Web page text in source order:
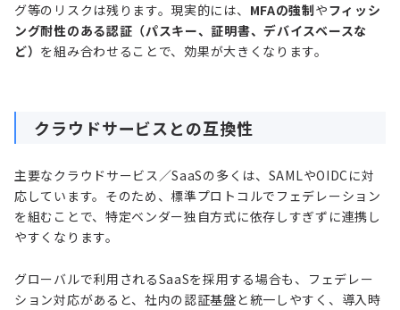
グ等のリスクは残ります。現実的には、 MFAの強制やフィッシ
ング耐性のある認証（パスキー、証明書、デバイスベースな
ど） を組み合わせることで、効果が大きくなります。
クラウドサービスとの互換性
主要なクラウドサービス／SaaSの多くは、SAMLやOIDCに対
応しています。そのため、標準プロトコルでフェデレーション
を組むことで、特定ベンダー独自方式に依存しすぎずに連携し
やすくなります。
グローバルで利用されるSaaSを採用する場合も、フェデレー
ション対応があると、社内の認証基盤と統一しやすく、導入時